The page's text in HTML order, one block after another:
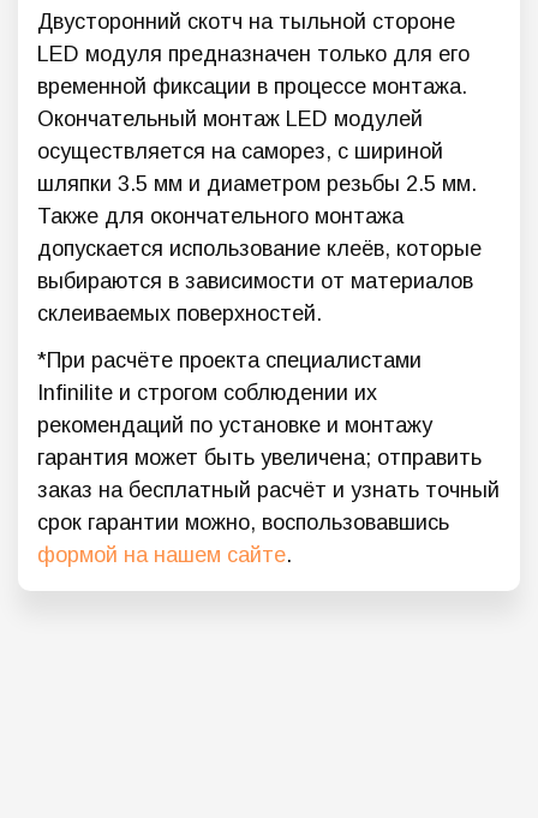
Двусторонний скотч на тыльной стороне
LED модуля предназначен только для его
временной фиксации в процессе монтажа.
Окончательный монтаж LED модулей
осуществляется на саморез, с шириной
шляпки 3.5 мм и диаметром резьбы 2.5 мм.
Также для окончательного монтажа
допускается использование клеёв, которые
выбираются в зависимости от материалов
склеиваемых поверхностей.
*При расчёте проекта специалистами
Infinilite и строгом соблюдении их
рекомендаций по установке и монтажу
гарантия может быть увеличена; отправить
заказ на бесплатный расчёт и узнать точный
срок гарантии можно, воспользовавшись
формой на нашем сайте.